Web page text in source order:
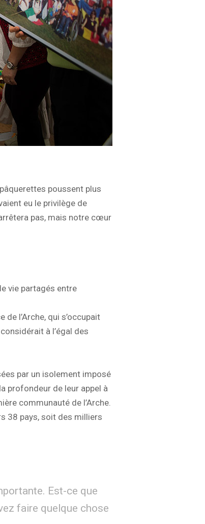
poussent plus
eu le privilège de
pas, mais notre cœur
vie partagés entre
de l’Arche, qui s’occupait
à l’égal des
par un isolement imposé
profondeur de leur appel à
communauté de l’Arche.
38 pays, soit des milliers
Est-ce que
faire quelque chose